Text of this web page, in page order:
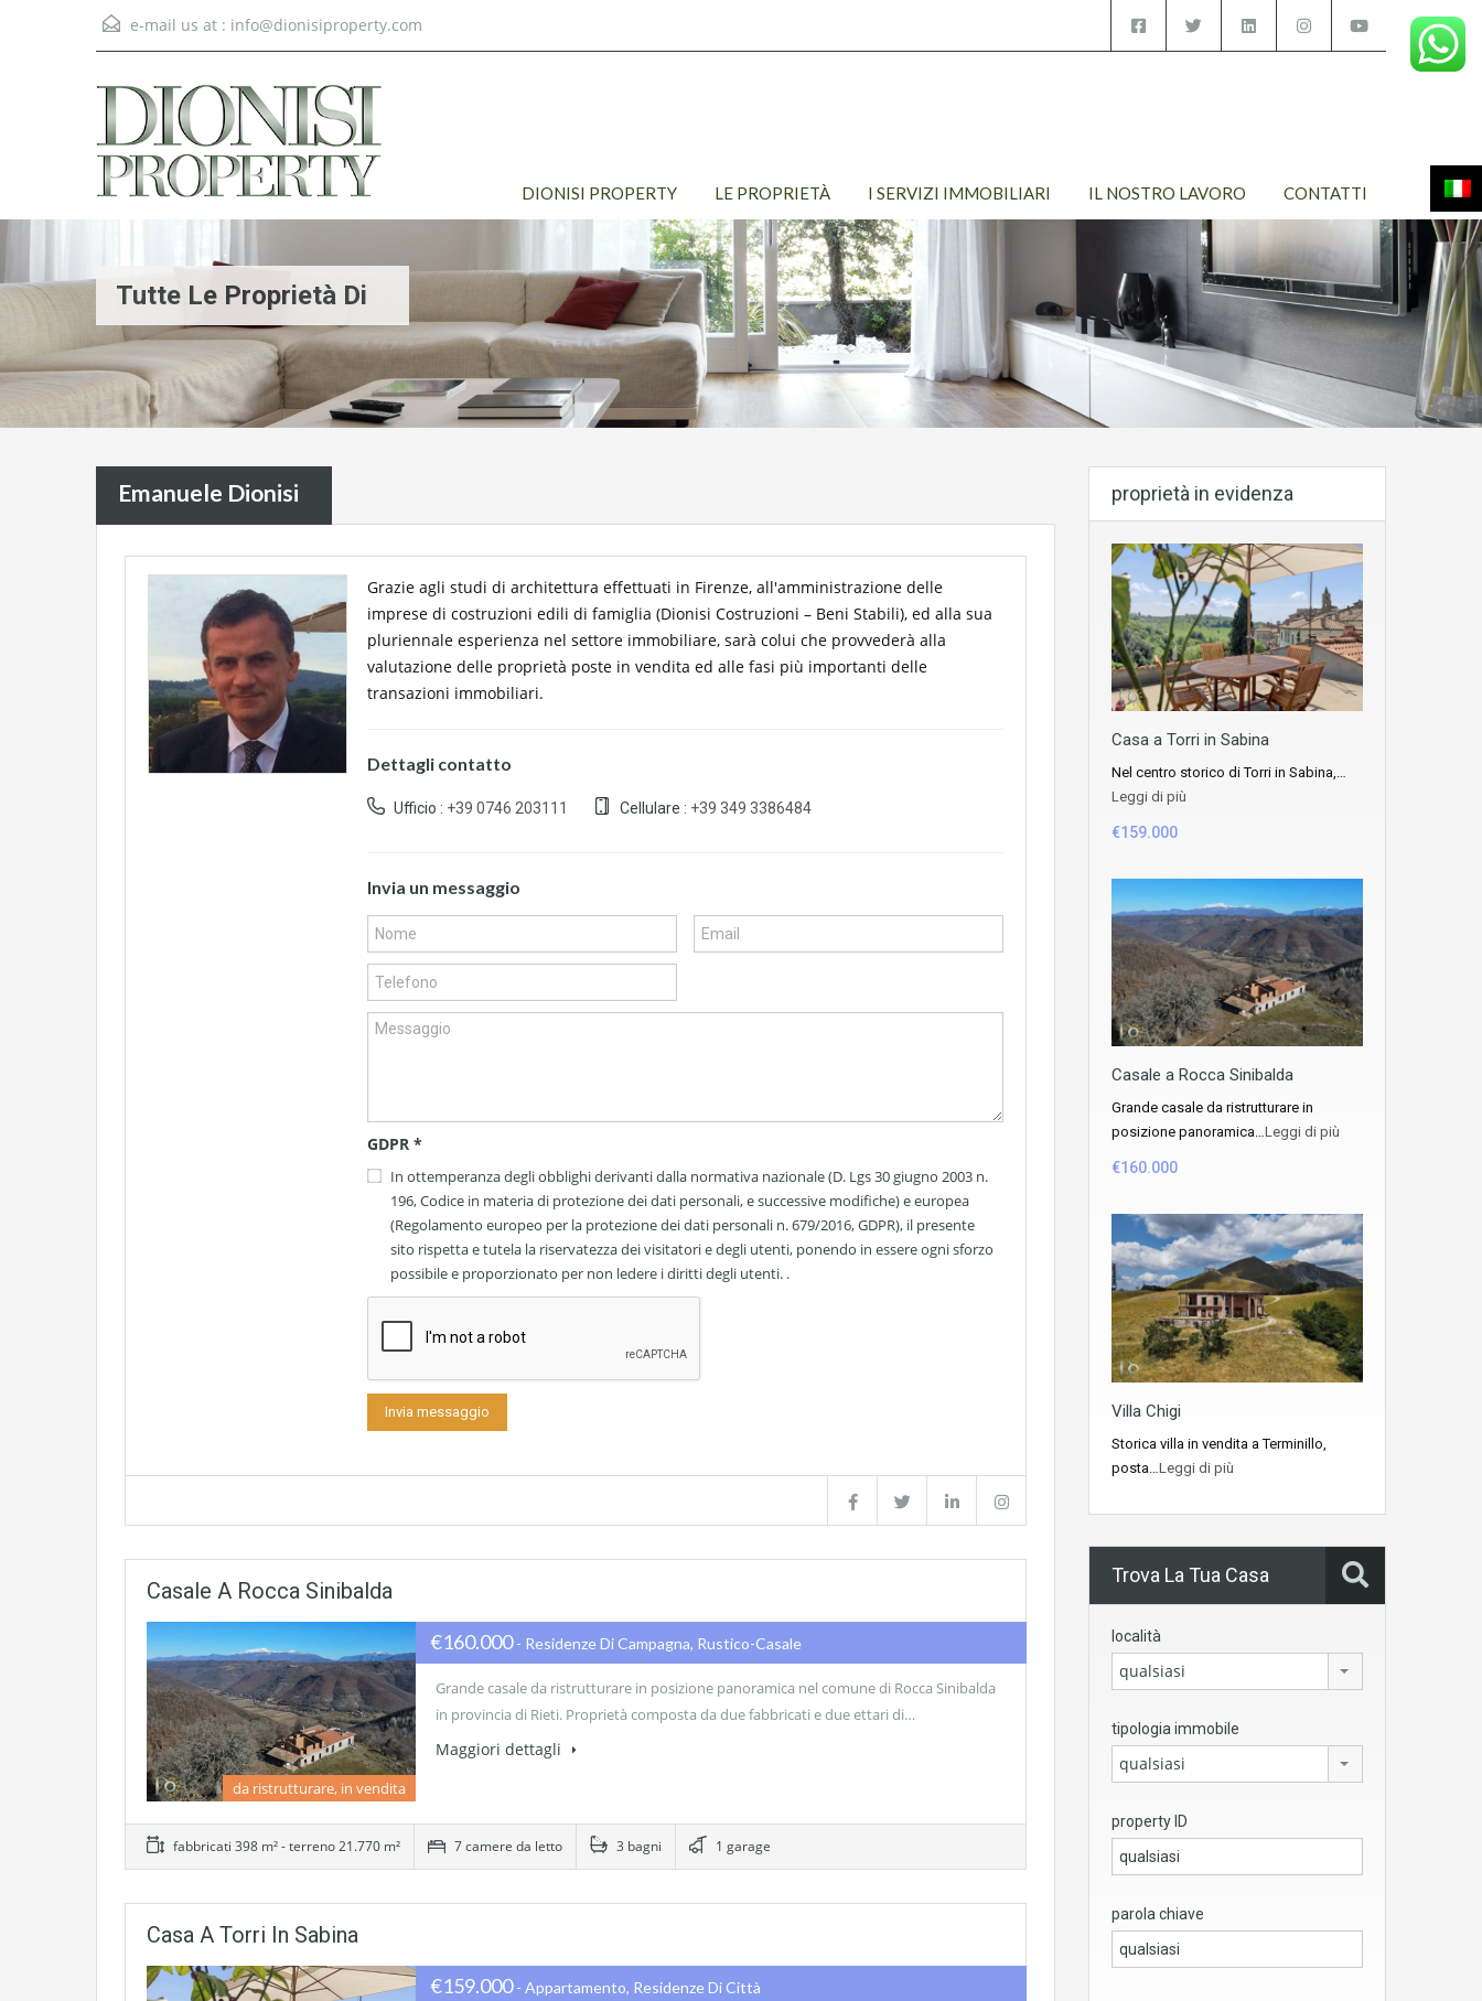
e-mail us at : info@dionisiproperty.com
DIONISI PROPERTY LE PROPRIETÀ I SERVIZI IMMOBILIARI IL NOSTRO LAVORO CONTATTI
Tutte Le Proprietà Di
Emanuele Dionisi
Grazie agli studi di architettura effettuati in Firenze, all'amministrazione delle
imprese di costruzioni edili di famiglia (Dionisi Costruzioni – Beni Stabili), ed alla sua
pluriennale esperienza nel settore immobiliare, sarà colui che provvederà alla
valutazione delle proprietà poste in vendita ed alle fasi più importanti delle
transazioni immobiliari.
Dettagli contatto
Ufficio : +39 0746 203111 Cellulare : +39 349 3386484
Invia un messaggio
GDPR *
In ottemperanza degli obblighi derivanti dalla normativa nazionale (D. Lgs 30 giugno 2003 n.
196, Codice in materia di protezione dei dati personali, e successive modifiche) e europea
(Regolamento europeo per la protezione dei dati personali n. 679/2016, GDPR), il presente
sito rispetta e tutela la riservatezza dei visitatori e degli utenti, ponendo in essere ogni sforzo
possibile e proporzionato per non ledere i diritti degli utenti. .
Casale A Rocca Sinibalda
da ristrutturare, in vendita
€160.000- Residenze Di Campagna, Rustico-Casale
Grande casale da ristrutturare in posizione panoramica nel comune di Rocca Sinibalda
in provincia di Rieti. Proprietà composta da due fabbricati e due ettari di…
Maggiori dettagli
fabbricati 398 m² - terreno 21.770 m² 7 camere da letto 3 bagni 1 garage
Casa A Torri In Sabina
€159.000- Appartamento, Residenze Di Città
proprietà in evidenza
Casa a Torri in Sabina
Nel centro storico di Torri in Sabina,…
Leggi di più
€159.000
Casale a Rocca Sinibalda
Grande casale da ristrutturare in
posizione panoramica…Leggi di più
€160.000
Villa Chigi
Storica villa in vendita a Terminillo,
posta… Leggi di più
Trova La Tua Casa
località
qualsiasi
tipologia immobile
qualsiasi
property ID
parola chiave